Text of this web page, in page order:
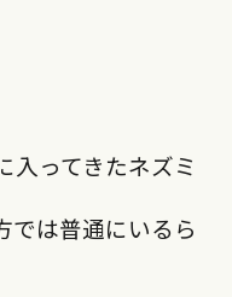
入ってきたネズミ
では普通にいるら